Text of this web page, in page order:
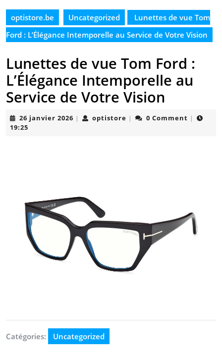
optistore.be Uncategorized
Lunettes de vue Tom
Ford : L’Élégance Intemporelle au Service de Votre Vision
Lunettes de vue Tom Ford :
L’Élégance Intemporelle au
Service de Votre Vision
26 janvier 2026 26| optistore optistore
| 0 Comment |
19:25
Catégories: Uncategorized